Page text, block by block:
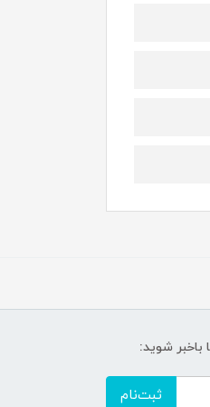
باخبر شوید:
ثبت‌نام